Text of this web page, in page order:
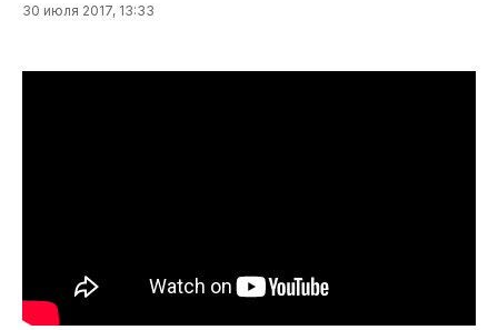
30 июля 2017, 13:33